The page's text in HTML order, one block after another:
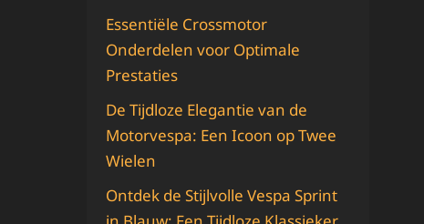
Essentiële Crossmotor
Onderdelen voor Optimale
Prestaties
De Tijdloze Elegantie van de
Motorvespa: Een Icoon op Twee
Wielen
Ontdek de Stijlvolle Vespa Sprint